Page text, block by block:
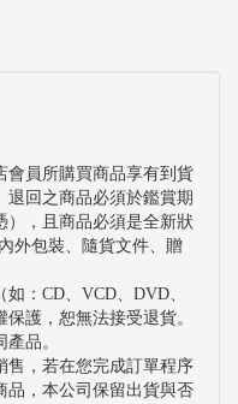
會員所購買商品享有到貨
退回之商品必須於鑑賞期
），且商品必須是全新狀
外包裝、隨貨文件、贈
：CD、VCD、DVD、
護，恕無法接受退貨。
品。
售，若在您完成訂單程序
品，本公司保留出貨與否